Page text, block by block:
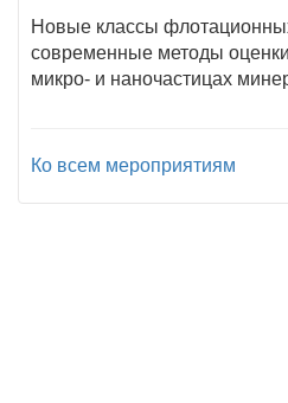
Новые классы
современные методы
микро- и наночастицах
Ко всем мероприятиям